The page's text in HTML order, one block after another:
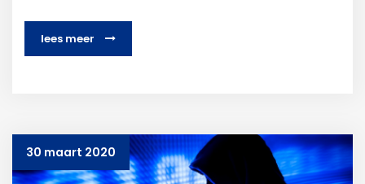
lees meer
30 maart 2020